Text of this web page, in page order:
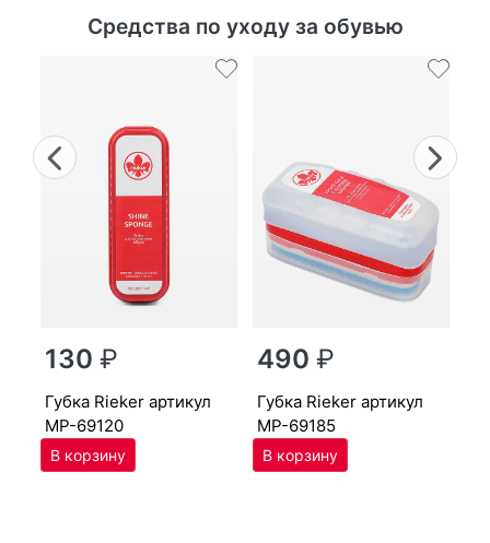
Средства по уходу за обувью
Previous
130₽
губ­ка Ri­eker артикул
MP-69120
490₽
губ­ка Ri­eker артикул
MP-69185